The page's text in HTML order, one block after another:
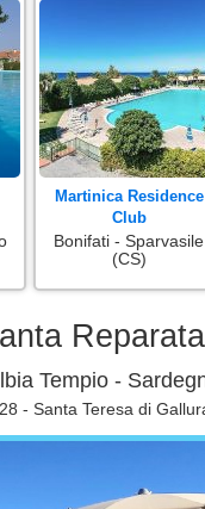
Martinica Residence
Club
Bonifati - Sparvasile
(CS)
Reparata
Tempio -
- Santa Teresa di